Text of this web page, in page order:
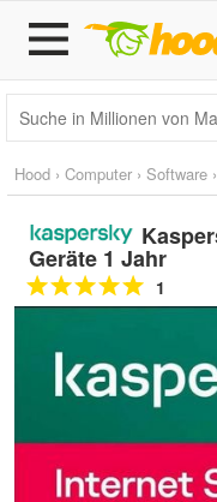
Hood › Computer › Software ›
Geräte 1 Jahr
1